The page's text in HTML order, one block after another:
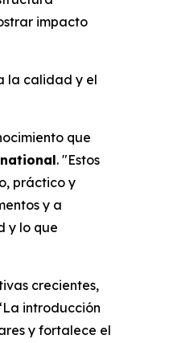
impacto
la calidad y el
que
. "Estos
práctico y
y a
y lo que
crecientes,
introducción
y fortalece el